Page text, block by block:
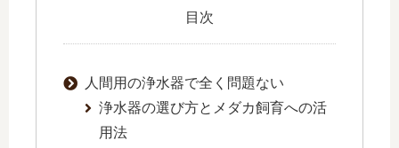
目次
人間用の浄水器で全く問題ない
浄水器の選び方とメダカ飼育への活
用法